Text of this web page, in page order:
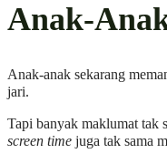
Anak-
Anak-anak sekarang
jari.
Tapi banyak maklumat tak
screen time juga tak sama